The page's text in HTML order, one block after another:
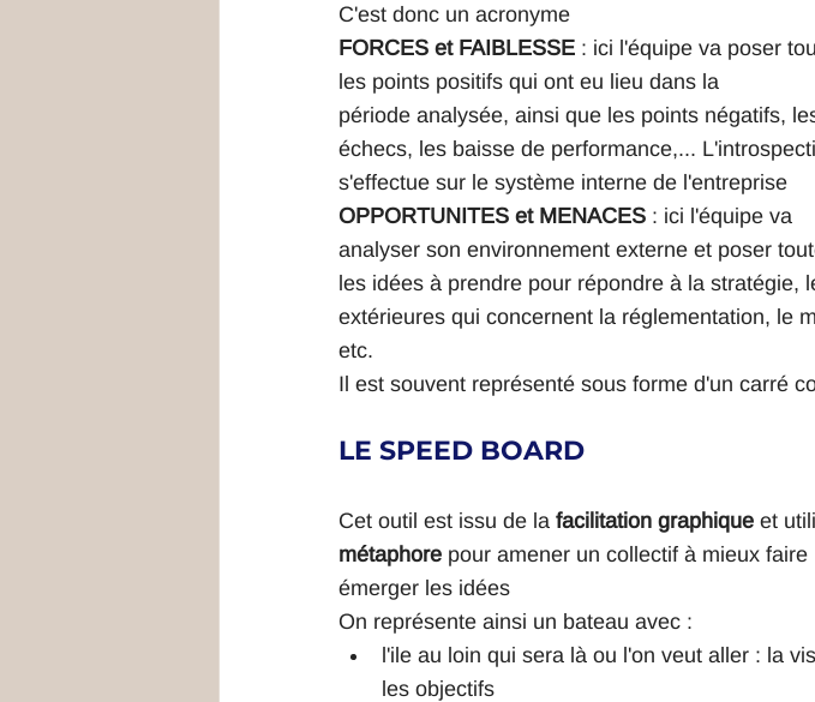
C'est donc un acronyme
FORCES et FAIBLESSE : ici l'équipe va poser
les points positifs qui ont eu lieu dans la
période analysée, ainsi que les points négatifs,
échecs, les baisse de performance,...
s'effectue sur le système interne de l'entreprise
OPPORTUNITES et MENACES : ici l'équipe va
analyser son environnement externe et poser
les idées à prendre pour répondre à la stratégie,
extérieures qui concernent la réglementation, le
etc.
Il est souvent représenté sous forme d'un carré
LE SPEED BOARD
Cet outil est issu de la facilitation graphique et
métaphore pour amener un collectif à mieux faire
émerger les idées
On représente ainsi un bateau avec :
l'ile au loin qui sera là ou l'on veut aller : la
les objectifs